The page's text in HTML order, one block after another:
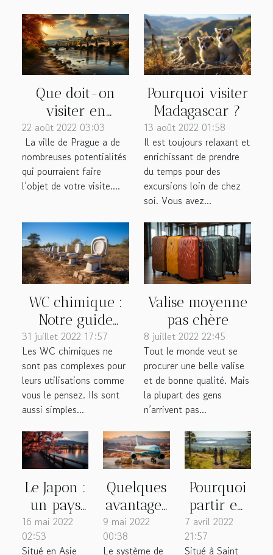
Que doit-on
visiter en
Prague ?
22 août 2022 03:03
La ville de Prague a de
nombreuses potentialités
qui pourraient faire
l’objet de votre visite....
Pourquoi visiter
Madagascar ?
13 août 2022 01:58
Il est toujours relaxant et
enrichissant de prendre
du temps pour des
excursions loin de chez
soi. Vous avez...
WC chimique :
Notre guide
pour l'utiliser
convenablement
31 juillet 2022 17:57
Les WC chimiques ne
sont pas complexes pour
leurs utilisations comme
vous le pensez. Ils sont
aussi simples...
Valise moyenne
pas chère
8 juillet 2022 22:45
Tout le monde veut se
procurer une belle valise
et de bonne qualité. Mais
la plupart des gens
n’arrivent pas...
Le Japon :
un pays
attractif
16 mai 2022
02:53
Situé en Asie
Quelques
avantages
de choisir
une
9 mai 2022
00:38
Le système de
Pourquoi
partir en
tourisme
au Parc
7 avril 2022
21:57
Situé à Saint